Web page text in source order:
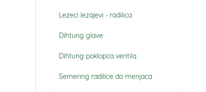
Lezeci lezajevi - radilica
Dihtung glave
Dihtung poklopca ventila
Semering radilice do menjaca